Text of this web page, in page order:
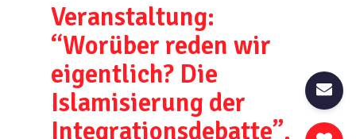
Veranstaltung:
“Worüber reden wir
eigentlich? Die
Islamisierung der
Integrationsdebatte”,